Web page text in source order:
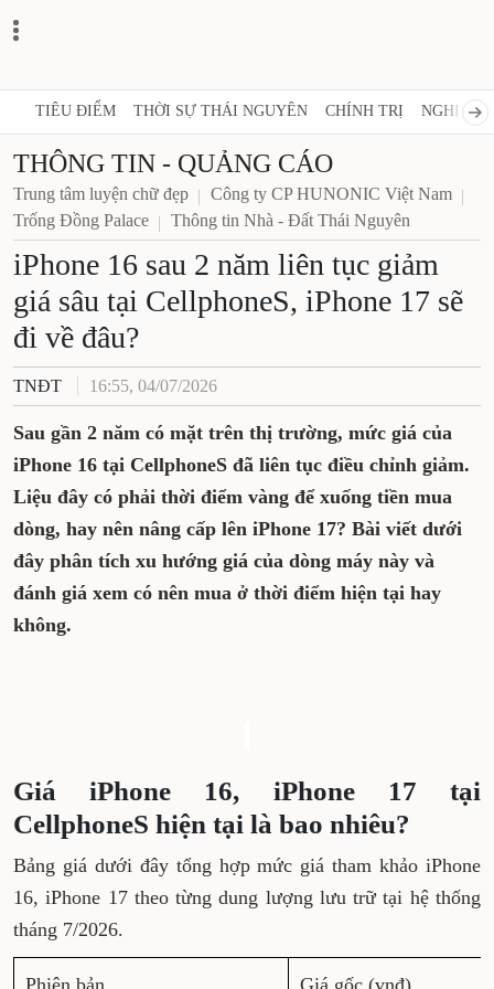
TIÊU ĐIỂM THỜI SỰ THÁI NGUYÊN CHÍNH TRỊ NGHỊ
THÔNG TIN - QUẢNG CÁO
Trung tâm luyện chữ đẹp
Công ty CP HUNONIC Việt Nam
Trống Đồng Palace
Thông tin Nhà - Đất Thái Nguyên
iPhone 16 sau 2 năm liên tục giảm
giá sâu tại CellphoneS, iPhone 17 sẽ
đi về đâu?
TNĐT 16:55, 04/07/2026
Sau gần 2 năm có mặt trên thị trường, mức giá của
iPhone 16 tại CellphoneS đã liên tục điều chỉnh giảm.
Liệu đây có phải thời điểm vàng để xuống tiền mua
dòng, hay nên nâng cấp lên iPhone 17? Bài viết dưới
đây phân tích xu hướng giá của dòng máy này và
đánh giá xem có nên mua ở thời điểm hiện tại hay
không.
Giá iPhone 16, iPhone 17 tại
CellphoneS hiện tại là bao nhiêu?
Bảng giá dưới đây tổng hợp mức giá tham khảo iPhone
16, iPhone 17 theo từng dung lượng lưu trữ tại hệ thống
tháng 7/2026.
Phiên bản Giá gốc (vnđ)